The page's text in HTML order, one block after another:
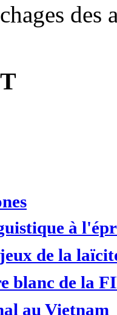
des
à
de la
blanc de la
au Vietnam